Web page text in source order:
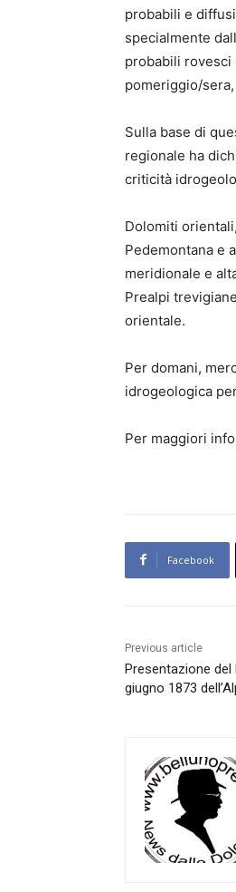
probabili e
specialmente
probabili rovesci
pomeriggio/
Sulla base di
regionale ha
criticità
Dolomiti
Pedemontana e
meridionale e
Prealpi
orientale.
Per domani,
idrogeologica
Per maggiori
Facebook
Previous article
Presentazione
giugno 1873